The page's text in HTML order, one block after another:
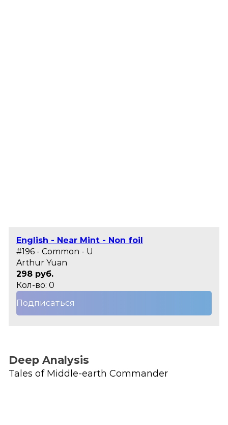
English - Near Mint - Non foil
#196 - Common - U
Arthur Yuan
298 руб.
Кол-во: 0
Подписаться
Deep Analysis
Tales of Middle-earth Commander